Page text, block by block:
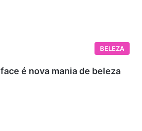
BELEZA
é nova mania de beleza